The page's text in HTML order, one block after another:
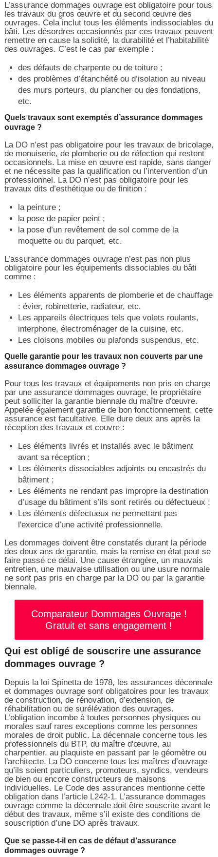
L’assurance dommages ouvrage est obligatoire pour tous
les travaux du gros œuvre et du second œuvre des
ouvrages. Cela inclut tous les éléments indissociables du
bâti. Les désordres occasionnés par ces travaux peuvent
remettre en cause la solidité, la durabilité et l’habitabilité
des ouvrages. C’est le cas par exemple :
des défauts de charpente ou de toiture ;
des problèmes d’étanchéité ou d’isolation au niveau
des murs porteurs, du plancher ou des fondations,
etc.
Quels travaux sont exemptés d’assurance dommages
ouvrage ?
La DO n’est pas obligatoire pour les travaux de bricolage,
de menuiserie, de plomberie ou de réfection qui restent
occasionnels. La mise en œuvre est rapide, sans danger
et ne nécessite pas la qualification ou l’intervention d’un
professionnel. La DO n’est pas obligatoire pour les
travaux dits d’esthétique ou de finition :
la peinture ;
la pose de papier peint ;
la pose d’un revêtement de sol comme de la
moquette ou du parquet, etc.
L’assurance dommages ouvrage n’est pas non plus
obligatoire pour les équipements dissociables du bâti
comme :
Les éléments apparents de plomberie et de chauffage
: évier, robinetterie, radiateur, etc.
Les appareils électriques tels que volets roulants,
interphone, électroménager de la cuisine, etc.
Les cloisons mobiles ou plafonds suspendus, etc.
Quelle garantie pour les travaux non couverts par une
assurance dommages ouvrage ?
Pour tous les travaux et équipements non pris en charge
par une assurance dommages ouvrage, le propriétaire
peut solliciter la garantie biennale du maître d'œuvre.
Appelée également garantie de bon fonctionnement, cette
assurance est facultative. Elle dure deux ans après la
réception des travaux et couvre :
Les éléments livrés et installés avec le bâtiment
avant sa réception ;
Les éléments dissociables adjoints ou encastrés du
bâtiment ;
Les éléments ne rendant pas impropre la destination
d’usage du bâtiment s’ils sont retirés ou défectueux ;
Les éléments défectueux ne permettant pas
l'exercice d’une activité professionnelle.
Les dommages doivent être constatés durant la période
des deux ans de garantie, mais la remise en état peut se
faire passé ce délai. Une cause étrangère, un mauvais
entretien, une mauvaise utilisation ou une usure normale
ne sont pas pris en charge par la DO ou par la garantie
biennale.
Comparateur Dommages Ouvrage !
Gratuit et sans engagement !
Qui est obligé de souscrire une assurance
dommages ouvrage ?
Depuis la loi Spinetta de 1978, les assurances décennale
et dommages ouvrage sont obligatoires pour les travaux
de construction, de rénovation, d’extension, de
réhabilitation ou de surélévation des ouvrages.
L’obligation incombe à toutes personnes physiques ou
morales sauf rares exceptions comme les personnes
morales de droit public. La décennale concerne tous les
professionnels du BTP, du maître d'œuvre, au
charpentier, au plaquiste en passant par le géomètre ou
l'architecte. La DO concerne tous les maîtres d’ouvrage
qu’ils soient particuliers, promoteurs, syndics, vendeurs
de bien ou encore constructeurs de maisons
individuelles. Le Code des assurances mentionne cette
obligation dans l’article L242-1. L’assurance dommages
ouvrage comme la décennale doit être souscrite avant le
début des travaux, même s’il existe des conditions de
souscription d’une DO après travaux.
Que se passe-t-il en cas de défaut d’assurance
dommages ouvrage ?